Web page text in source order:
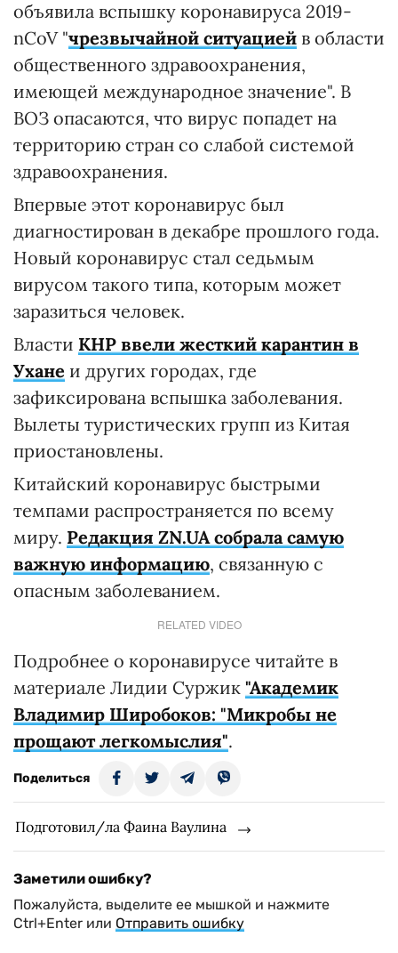
объявила вспышку коронавируса 2019-
nCoV "чрезвычайной ситуацией в области
общественного здравоохранения,
имеющей международное значение". В
ВОЗ опасаются, что вирус попадет на
территорию стран со слабой системой
здравоохранения.
Впервые этот коронавирус был
диагностирован в декабре прошлого года.
Новый коронавирус стал седьмым
вирусом такого типа, которым может
заразиться человек.
Власти КНР ввели жесткий карантин в
Ухане и других городах, где
зафиксирована вспышка заболевания.
Вылеты туристических групп из Китая
приостановлены.
Китайский коронавирус быстрыми
темпами распространяется по всему
миру. Редакция ZN.UA собрала самую
важную информацию, связанную с
опасным заболеванием.
RELATED VIDEO
Подробнее о коронавирусе читайте в
материале Лидии Суржик "Академик
Владимир Широбоков: "Микробы не
прощают легкомыслия".
Поделиться
Подготовил/ла Фаина Ваулина
Заметили ошибку?
Пожалуйста, выделите ее мышкой и нажмите
Ctrl+Enter или Отправить ошибку